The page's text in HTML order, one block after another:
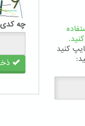
چه کدی
کنید